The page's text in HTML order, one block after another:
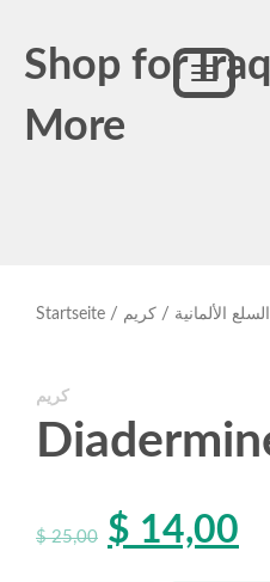
Shop for
More
Toggle
Startseite / السلع الألمانية / كريم
كريم
$25,00 $ 14,00